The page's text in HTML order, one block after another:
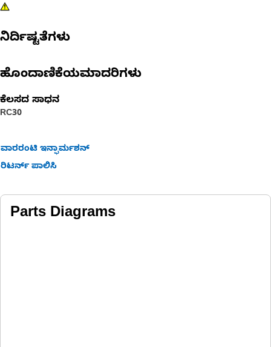
ನಿರ್ದಿಷ್ಟತೆಗಳು
ಹೊಂದಾಣಿಕೆಯಮಾದರಿಗಳು
ಕೆಲಸದ ಸಾಧನ
RC30
ವಾರರಂಟಿ ಇನ್ಫಾರ್ಮಶನ್
ರಿಟರ್ನ್ ಪಾಲಿಸಿ
Parts Diagrams